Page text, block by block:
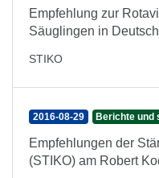
Empfehlung zur
Säuglingen in
STIKO
2016-08-29 Berichte und
Empfehlungen der
(STIKO) am Robert